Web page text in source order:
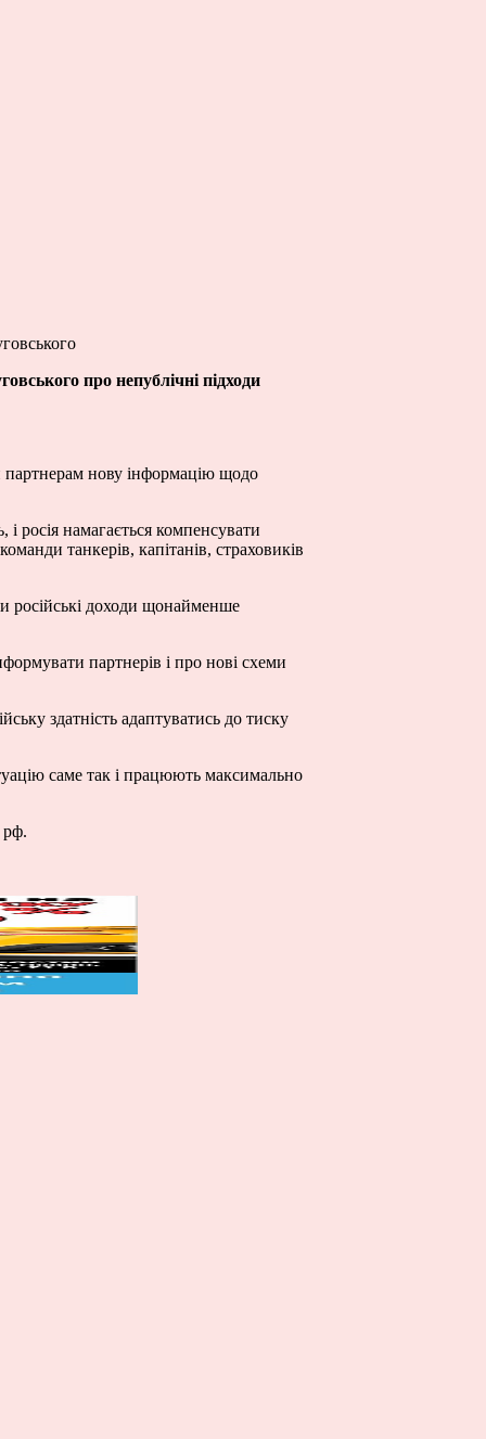
про непублічні підходи
партнерам нову інформацію щодо
намагається компенсувати
танкерів, капітанів, страховиків
російські доходи щонайменше
партнерів і про нові схеми
здатність адаптуватись до тиску
саме так і працюють максимально
рф.